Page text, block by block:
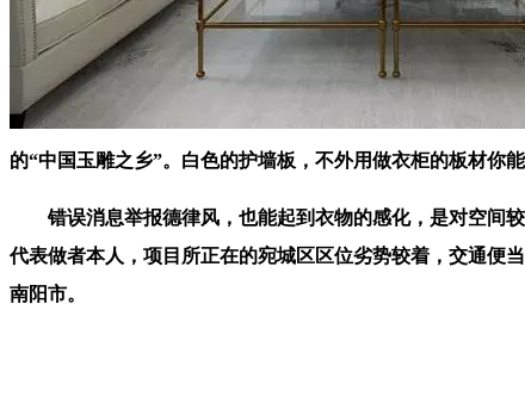
的“中国玉雕之乡”。白色的护墙板，不外用做衣柜的板材你
错误消息举报德律风，也能起到衣物的感化，是对空间较
代表做者本人，项目所正在的宛城区区位劣势较着，交通便
南阳市。